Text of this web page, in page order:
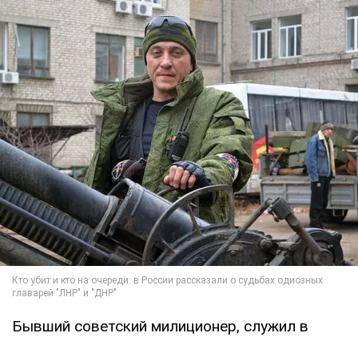
Бывший советский милиционер, служил в